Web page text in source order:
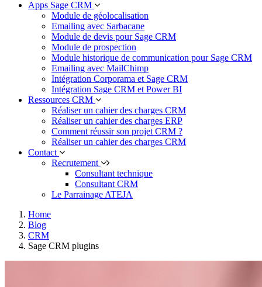
Apps Sage CRM
Module de géolocalisation
Emailing avec Sarbacane
Module de devis pour Sage CRM
Module de prospection
Module historique de communication pour Sage CRM
Emailing avec MailChimp
Intégration Corporama et Sage CRM
Intégration Sage CRM et Power BI
Ressources CRM
Réaliser un cahier des charges CRM
Réaliser un cahier des charges ERP
Comment réussir son projet CRM ?
Réaliser un cahier des charges CRM
Contact
Recrutement
Consultant technique
Consultant CRM
Le Parrainage ATEJA
Home
Blog
CRM
Sage CRM plugins